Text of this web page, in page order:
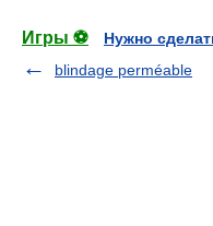
Игры ⚽
Нужно
blindage perméable